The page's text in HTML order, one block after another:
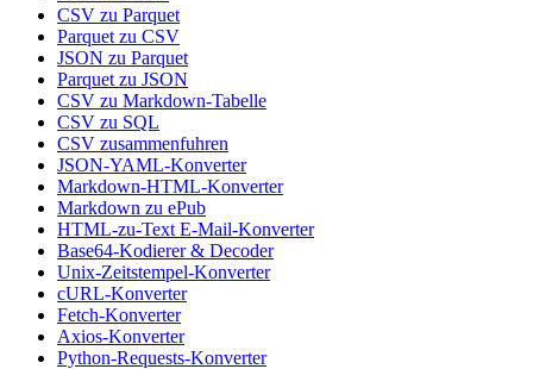
CSV zu Parquet
Parquet zu CSV
JSON zu Parquet
Parquet zu JSON
CSV zu Markdown-Tabelle
CSV zu SQL
CSV zusammenfuhren
JSON-YAML-Konverter
Markdown-HTML-Konverter
Markdown zu ePub
HTML-zu-Text E-Mail-Konverter
Base64-Kodierer & Decoder
Unix-Zeitstempel-Konverter
cURL-Konverter
Fetch-Konverter
Axios-Konverter
Python-Requests-Konverter